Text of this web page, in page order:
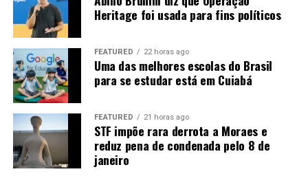
“Então nós temos um desafio aí para levar
está a implantação de umetanoldutopara conectar
Mato Grosso aos grandes centros consumidores, como
São Paulo e Rio de Janeiro.
um etanolduto. Nós já estamos fazendo um projeto, tem
alguns trabalhos nesse sentido”
A expansão ferroviária, a duplicação da BR-163 e a
Heritage foi usada para fins políticos
FEATURED 22 horas ago
Uma das melhores escolas do Brasil
para se estudar está em Cuiabá
FEATURED 21 horas ago
STF impõe rara derrota a Moraes e
reduz pena de condenada pelo 8 de
janeiro